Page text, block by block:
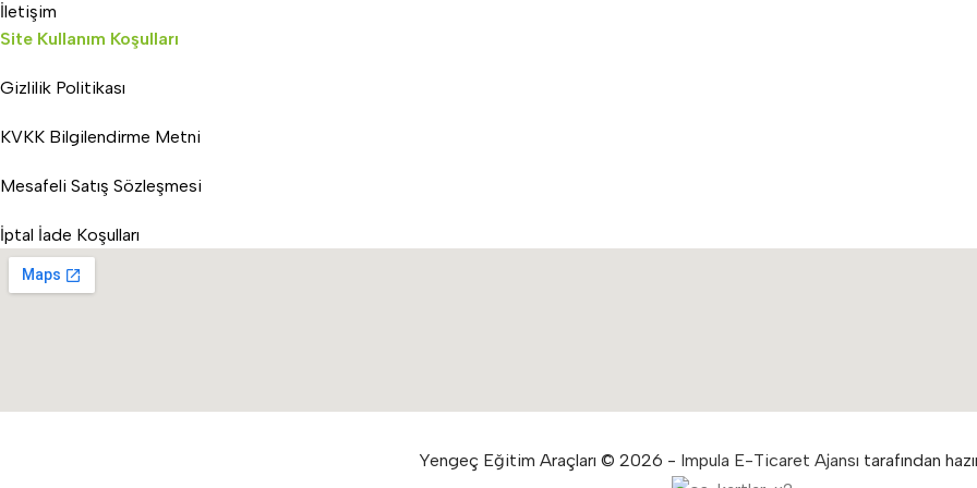
İletişim
Site Kullanım Koşulları
Gizlilik Politikası
KVKK Bilgilendirme Metni
Mesafeli Satış Sözleşmesi
İptal İade Koşulları
Yengeç Eğitim Araçları © 2026 - Impula E-Ticaret Ajansı tarafından